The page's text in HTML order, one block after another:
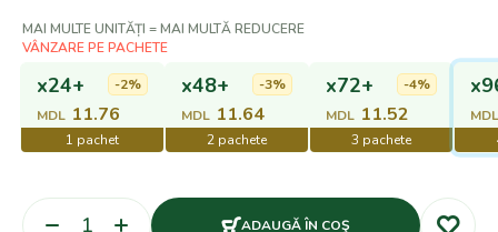
MAI MULTE UNITĂȚI = MAI MULTĂ REDUCERE
x24+
MDL 11.76
-2% x48+
MDL 11.64
-3% x72+
MDL 11.52
-4%
MDL
ADAUGĂ ÎN COŞ